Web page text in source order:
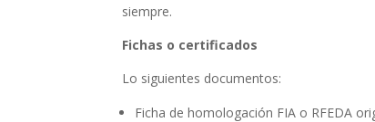
siempre.
Fichas o certificados
Lo siguientes documentos:
Ficha de homologación FIA o RFEDA